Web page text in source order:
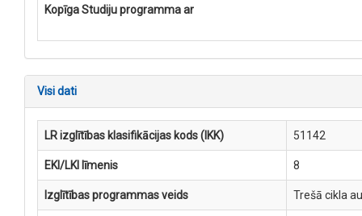
Kopīga Studiju programma ar
Visi dati
LR izglītības klasifikācijas kods (IKK) 51142
EKI/LKI līmenis 8
Izglītības programmas veids Trešā cikla